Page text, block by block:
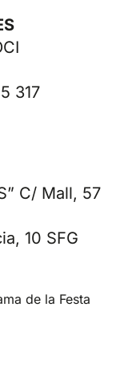
317
C/ Mall, 57
10 SFG
de la Festa